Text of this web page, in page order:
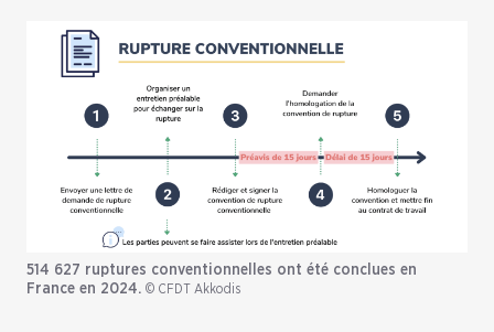
514 627 ruptures conventionnelles ont été conclues en
France en 2024. © CFDT Akkodis